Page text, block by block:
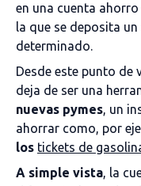
en una cuenta
la que se deposita
determinado.
Desde este punto de
deja de ser una
nuevas pymes, un
ahorrar como, por
los tickets de
A simple vista, la